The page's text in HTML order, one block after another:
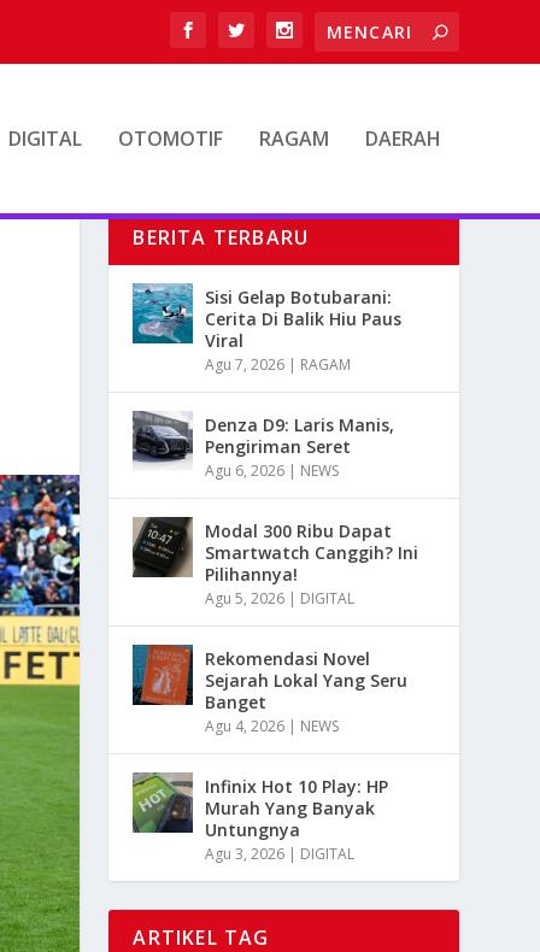
DIGITAL OTOMOTIF RAGAM DAERAH
BERITA TERBARU
Sisi Gelap Botubarani:
Cerita Di Balik Hiu Paus
Viral
Agu 7, 2026 | RAGAM
Denza D9: Laris Manis,
Pengiriman Seret
Agu 6, 2026 | NEWS
Modal 300 Ribu Dapat
Smartwatch Canggih? Ini
Pilihannya!
Agu 5, 2026 | DIGITAL
Rekomendasi Novel
Sejarah Lokal Yang Seru
Banget
Agu 4, 2026 | NEWS
Infinix Hot 10 Play: HP
Murah Yang Banyak
Untungnya
Agu 3, 2026 | DIGITAL
ARTIKEL TAG